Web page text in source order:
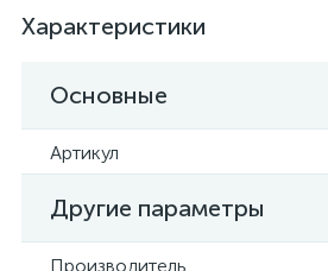
Характеристики
Основные
Артикул
Другие параметры
Производитель